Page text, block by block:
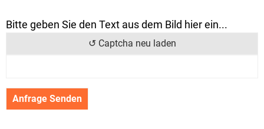
Bitte geben Sie den Text aus dem Bild hier ein...